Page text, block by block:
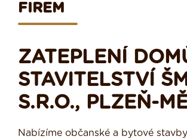
FIREM
ZATEPLENÍ
STAVITELSTVÍ
S.R.O., PLZEŇ-
Nabízíme občanské a bytové